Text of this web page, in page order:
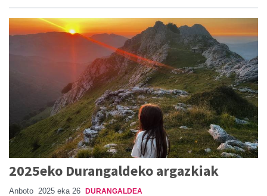
2025eko Durangaldeko argazkiak
Anboto 2025 eka 26 DURANGALDEA